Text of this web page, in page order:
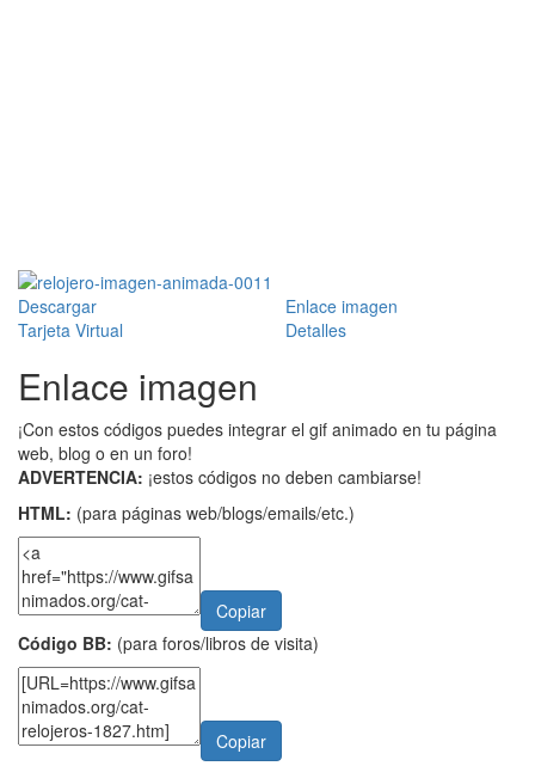
Descargar
Enlace imagen
Tarjeta Virtual
Detalles
Enlace imagen
¡Con estos códigos puedes integrar el gif animado en tu página
web, blog o en un foro!
ADVERTENCIA: ¡estos códigos no deben cambiarse!
HTML: (para páginas web/blogs/emails/etc.)
Copiar
Código BB: (para foros/libros de visita)
Copiar